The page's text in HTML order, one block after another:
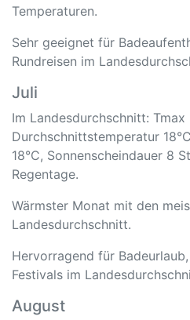
Temperaturen.
Sehr geeignet für
Rundreisen im
Juli
Im Landesdurchschnitt: Tmax
Durchschnittstemperatur
18°C, Sonnenscheindauer 8
Regentage.
Wärmster Monat mit den
Landesdurchschnitt.
Hervorragend für
Festivals im
August